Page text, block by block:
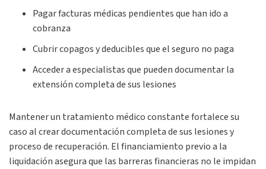
Pagar facturas médicas pendientes que han ido a
cobranza
Cubrir copagos y deducibles que el seguro no paga
Acceder a especialistas que pueden documentar la
extensión completa de sus lesiones
Mantener un tratamiento médico constante fortalece su
caso al crear documentación completa de sus lesiones y
proceso de recuperación. El financiamiento previo a la
liquidación asegura que las barreras financieras no le impidan